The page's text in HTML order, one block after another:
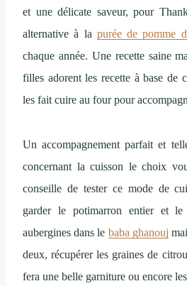
et une délicate saveur, pour
alternative à la purée de pomme
chaque année. Une recette saine
filles adorent les recette à base de
les fait cuire au four pour
Un accompagnement parfait et
concernant la cuisson le choix
conseille de tester ce mode de
garder le potimarron entier et
aubergines dans le baba ghanouj
deux, récupérer les graines de
fera une belle garniture ou encore